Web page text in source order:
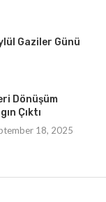
Gaziler Günü
Dönüşüm
Çıktı
18, 2025